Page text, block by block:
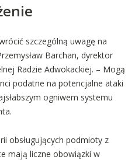
szczególną uwagę na
Barchan, dyrektor
Radzie Adwokackiej. – Mogą
podatne na potencjalne ataki
ogniwem systemu
obsługujących podmioty z
mają liczne obowiązki w